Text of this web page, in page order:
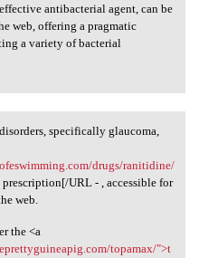
antibacterial agent, can be
web, offering a pragmatic
a variety of bacterial
disorders,
specifically glaucoma,
drugs/ranitidine/
URL - , accessible for
web.
the <a
topamax/">t